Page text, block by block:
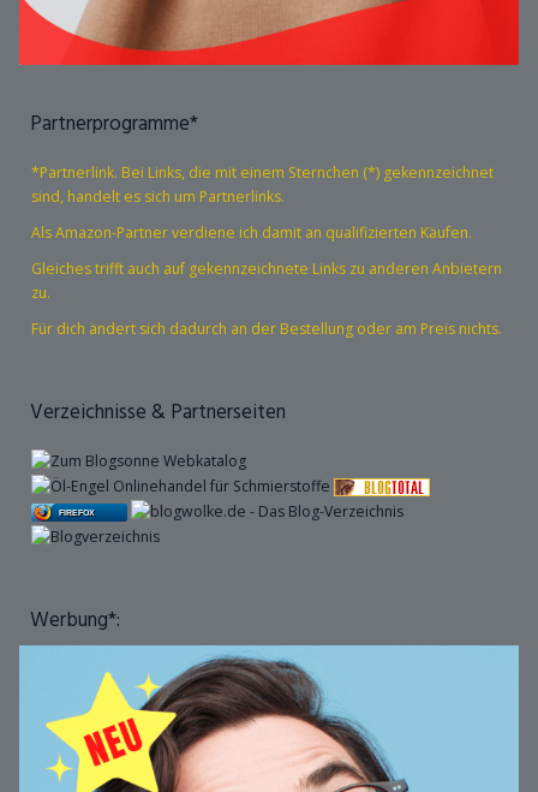
Partnerprogramme*
*Partnerlink. Bei Links, die mit einem Sternchen (*) gekennzeichnet
sind, handelt es sich um Partnerlinks.
Als Amazon-Partner verdiene ich damit an qualifizierten Käufen.
Gleiches trifft auch auf gekennzeichnete Links zu anderen Anbietern
zu.
Für dich ändert sich dadurch an der Bestellung oder am Preis nichts.
Verzeichnisse & Partnerseiten
FIREFOX
Werbung*: